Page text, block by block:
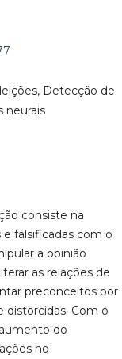
Detecção de
neurais
consiste na
falsificadas com o
a opinião
as relações de
preconceitos por
distorcidas. Com o
do
no